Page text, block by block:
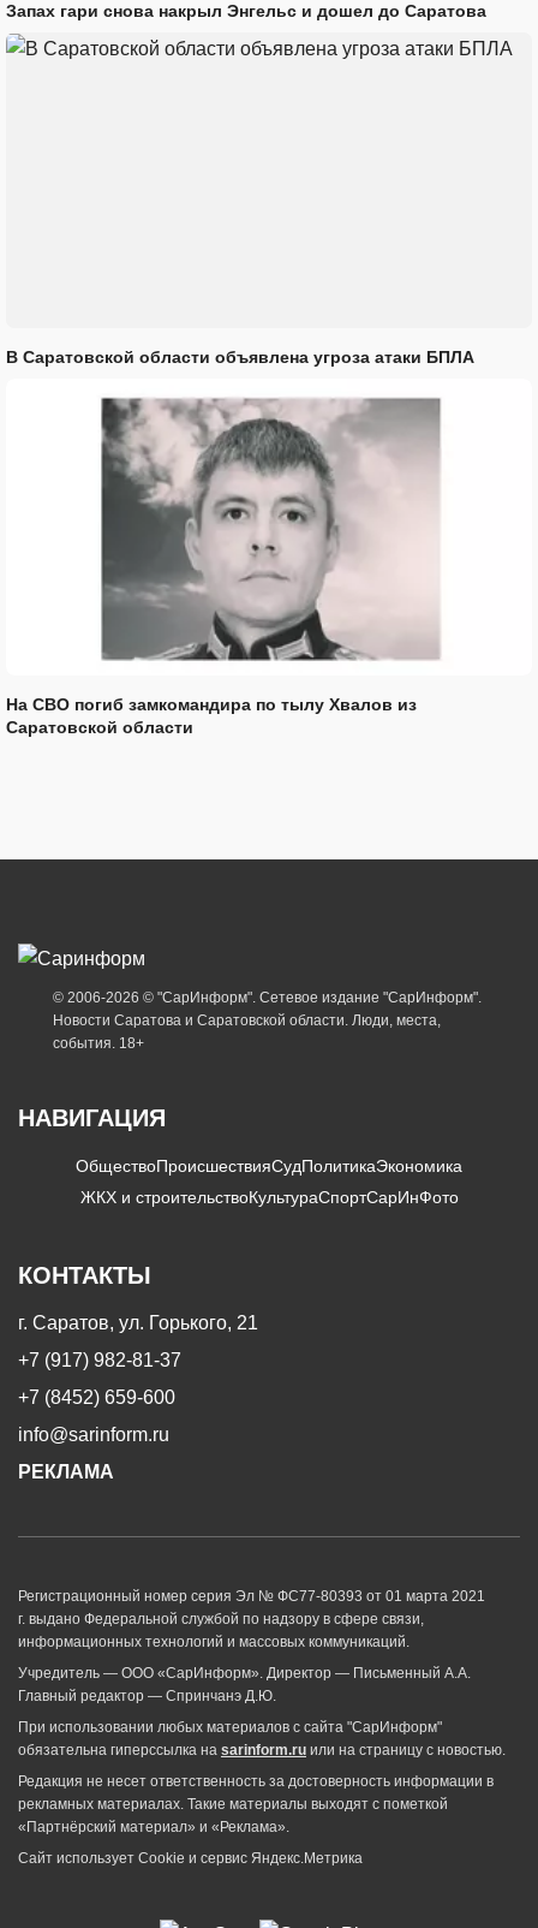
Запах гари снова накрыл Энгельс и дошел до Саратова
В Саратовской области объявлена угроза атаки БПЛА
На СВО погиб замкомандира по тылу Хвалов из
Саратовской области
© 2006-2026 © "СарИнформ". Сетевое издание "СарИнформ".
Новости Саратова и Саратовской области. Люди, места,
события. 18+
НАВИГАЦИЯ
ОбществоПроисшествияСудПолитикаЭкономика
ЖКХ и строительствоКультураСпортСарИнФото
КОНТАКТЫ
г. Саратов, ул. Горького, 21
+7 (917) 982-81-37
+7 (8452) 659-600
info@sarinform.ru
РЕКЛАМА
Регистрационный номер серия Эл № ФС77-80393 от 01 марта 2021
г. выдано Федеральной службой по надзору в сфере связи,
информационных технологий и массовых коммуникаций.
Учредитель — ООО «СарИнформ». Директор — Письменный А.А.
Главный редактор — Спринчанэ Д.Ю.
При использовании любых материалов с сайта "СарИнформ"
обязательна гиперссылка на sarinform.ru или на страницу с новостью.
Редакция не несет ответственность за достоверность информации в
рекламных материалах. Такие материалы выходят с пометкой
«Партнёрский материал» и «Реклама».
Сайт использует Cookie и сервиc Яндекс.Метрика